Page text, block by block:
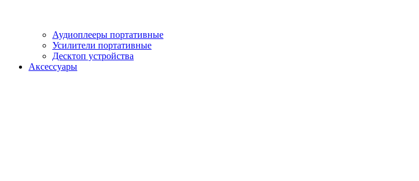
Аудиоплееры портативные
Усилители портативные
Десктоп устройства
Аксессуары